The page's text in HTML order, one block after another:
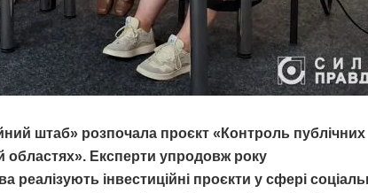
штаб» розпочала проєкт «Контроль публічних
областях». Експерти упродовж року
реалізують інвестиційні проєкти у сфері